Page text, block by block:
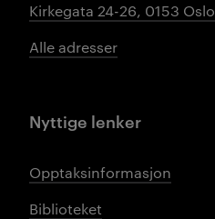
Kirkegata 24-26, 0153 Oslo
Alle adresser
Nyttige lenker
Opptaksinformasjon
Biblioteket